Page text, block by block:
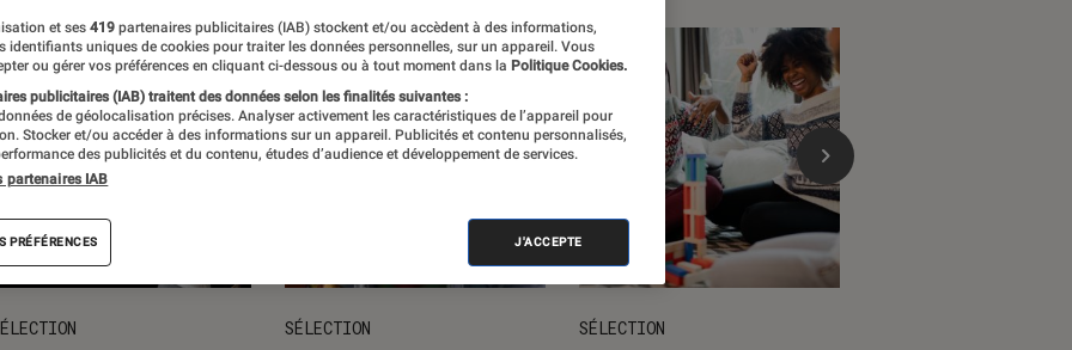
SÉLECTION SÉLECTION
et ses 419 partenaires publicitaires (IAB) stockent et/ou accèdent à des informations,
identifiants uniques de cookies pour traiter les données personnelles, sur un appareil. Vous
ou gérer vos préférences en cliquant ci-dessous ou à tout moment dans la Politique Cookies.
publicitaires (IAB) traitent des données selon les finalités suivantes :
de géolocalisation précises. Analyser activement les caractéristiques de l’appareil pour
Stocker et/ou accéder à des informations sur un appareil. Publicités et contenu personnalisés,
des publicités et du contenu, études d’audience et développement de services.
partenaires IAB
PRÉFÉRENCES J'ACCEPTE